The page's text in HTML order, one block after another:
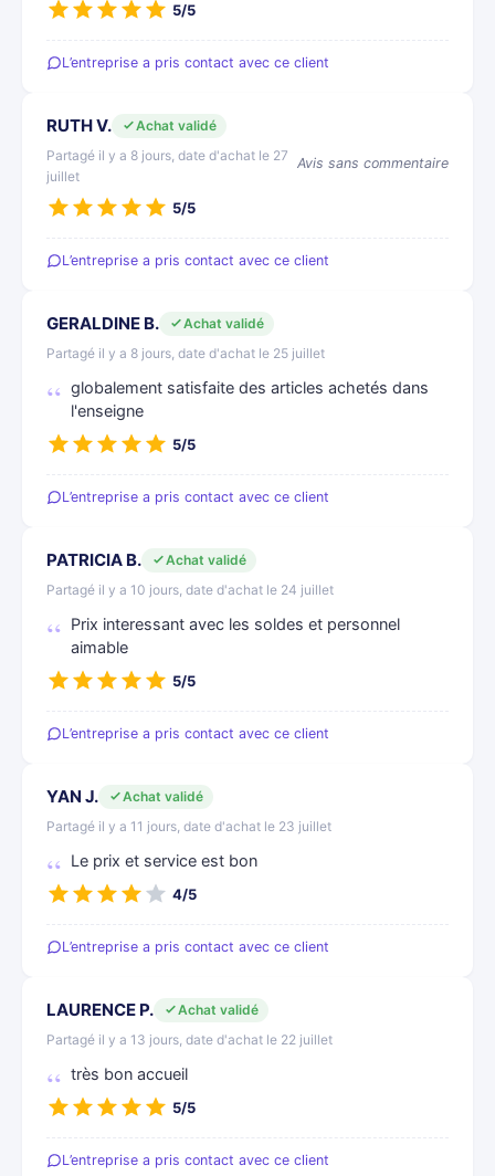
5/5
L’entreprise a pris contact avec ce client
RUTH V.
Achat validé
Partagé il y a 8 jours, date d'achat le 27
juillet
Avis sans commentaire
5/5
L’entreprise a pris contact avec ce client
GERALDINE B.
Achat validé
Partagé il y a 8 jours, date d'achat le 25 juillet
globalement satisfaite des articles achetés dans
l'enseigne
5/5
L’entreprise a pris contact avec ce client
PATRICIA B.
Achat validé
Partagé il y a 10 jours, date d'achat le 24 juillet
Prix interessant avec les soldes et personnel
aimable
5/5
L’entreprise a pris contact avec ce client
YAN J.
Achat validé
Partagé il y a 11 jours, date d'achat le 23 juillet
Le prix et service est bon
4/5
L’entreprise a pris contact avec ce client
LAURENCE P.
Achat validé
Partagé il y a 13 jours, date d'achat le 22 juillet
très bon accueil
5/5
L’entreprise a pris contact avec ce client